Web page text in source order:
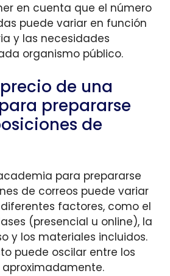
en cuenta que el número
puede variar en función
y las necesidades
organismo público.
de una
prepararse
de
para prepararse
de correos puede variar
factores, como el
(presencial u online), la
y los materiales incluidos.
puede oscilar entre los